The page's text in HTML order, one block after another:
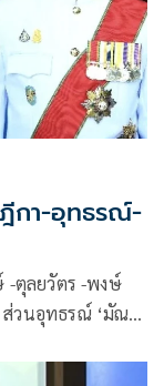
กา-อุทธรณ์-
-ตุลยวัตร -พงษ์
ส่วนอุทธรณ์ ‘มัณ